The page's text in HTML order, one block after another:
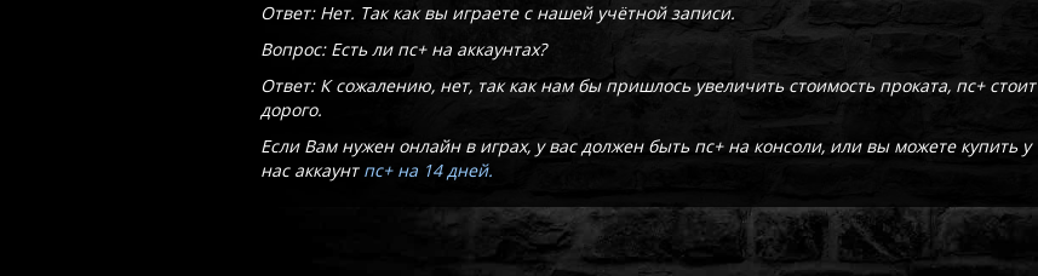
Ответ: Нет. Так как вы играете с нашей учётной записи.
Вопрос: Есть ли пс+ на аккаунтах?
Ответ: К сожалению, нет, так как нам бы пришлось увеличить стоимость проката, пс+ стоит
дорого.
Если Вам нужен онлайн в играх, у вас должен быть пс+ на консоли, или вы можете купить у
нас аккаунт пс+ на 14 дней.